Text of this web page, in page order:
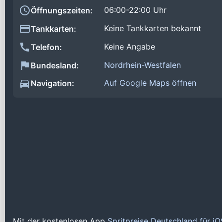
Öffnungszeiten:
06:00-22:00 Uhr
Tankkarten:
Keine Tankkarten bekannt
Telefon:
Keine Angabe
Bundesland:
Nordrhein-Westfalen
Navigation:
Auf Google Maps öffnen